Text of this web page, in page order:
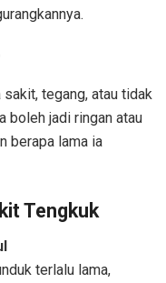
tegang, atau tidak
boleh jadi ringan atau
berapa lama ia
Tengkuk
terlalu lama,